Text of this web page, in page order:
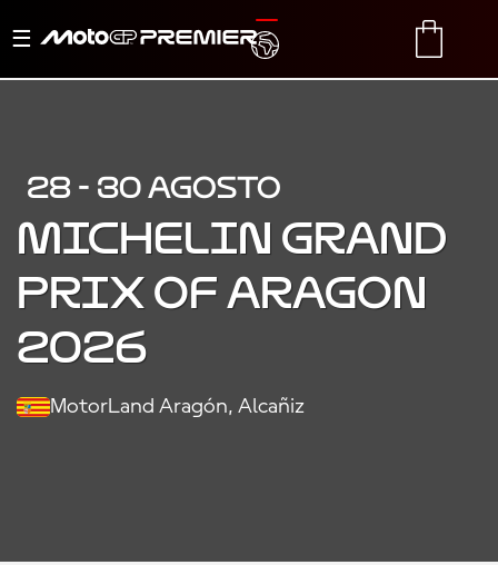
Menu
navigazione
TRANSLATE
28 - 30 AGOSTO
MICHELIN GRAND
PRIX OF ARAGON
2026
MotorLand Aragón, Alcañiz